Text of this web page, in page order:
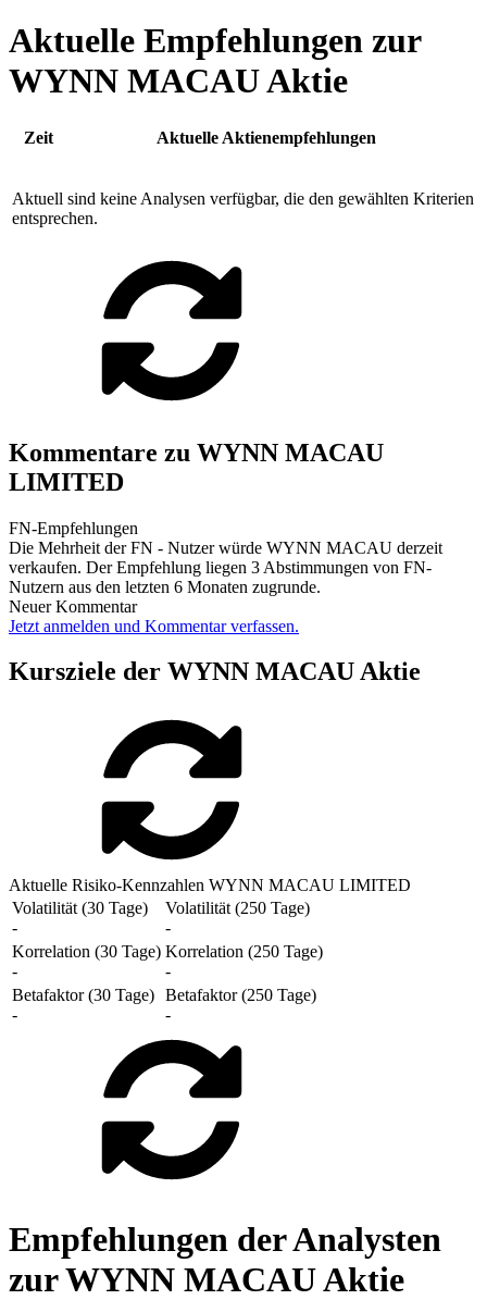
Aktuelle Empfehlungen zur
WYNN MACAU Aktie
Zeit Aktuelle Aktienempfehlungen
Aktuell sind keine Analysen verfügbar, die den gewählten Kriterien
entsprechen.
Kommentare zu WYNN MACAU
LIMITED
FN-Empfehlungen
Die Mehrheit der FN - Nutzer würde WYNN MACAU derzeit
verkaufen. Der Empfehlung liegen 3 Abstimmungen von FN-
Nutzern aus den letzten 6 Monaten zugrunde.
Neuer Kommentar
Jetzt anmelden und Kommentar verfassen.
Kursziele der WYNN MACAU Aktie
Aktuelle Risiko-Kennzahlen WYNN MACAU LIMITED
Volatilität (30 Tage)
-
Volatilität (250 Tage)
-
Korrelation (30 Tage)
-
Korrelation (250 Tage)
-
Betafaktor (30 Tage)
-
Betafaktor (250 Tage)
-
Empfehlungen der Analysten
zur WYNN MACAU Aktie